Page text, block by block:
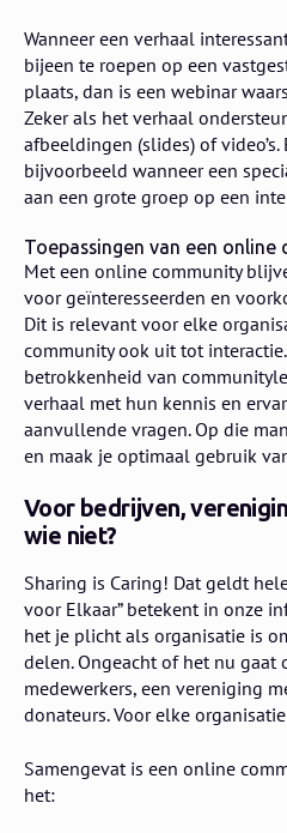
Wanneer een verhaal
bijeen te roepen op een
plaats, dan is een webinar
Zeker als het verhaal
afbeeldingen (slides) of
bijvoorbeeld wanneer een
aan een grote groep op een
Toepassingen van een
Met een online community
voor geïnteresseerden en
Dit is relevant voor elke
community ook uit tot
betrokkenheid van
verhaal met hun kennis en
aanvullende vragen. Op die
en maak je optimaal gebruik
Voor bedrijven,
wie niet?
Sharing is Caring! Dat geldt
voor Elkaar” betekent in onze
het je plicht als organisatie is
delen. Ongeacht of het nu gaat
medewerkers, een vereniging
donateurs. Voor elke
Samengevat is een online
het: